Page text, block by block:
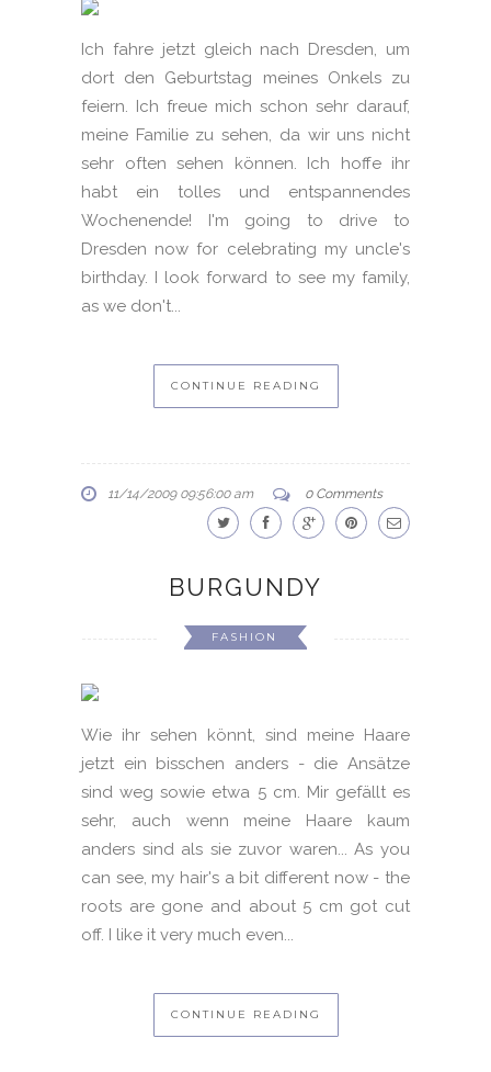
Ich fahre jetzt gleich nach Dresden, um
dort den Geburtstag meines Onkels zu
feiern. Ich freue mich schon sehr darauf,
meine Familie zu sehen, da wir uns nicht
sehr often sehen können. Ich hoffe ihr
habt ein tolles und entspannendes
Wochenende! I'm going to drive to
Dresden now for celebrating my uncle's
birthday. I look forward to see my family,
as we don't...
CONTINUE READING
11/14/2009 09:56:00 am 0 Comments
BURGUNDY
FASHION
Wie ihr sehen könnt, sind meine Haare
jetzt ein bisschen anders - die Ansätze
sind weg sowie etwa 5 cm. Mir gefällt es
sehr, auch wenn meine Haare kaum
anders sind als sie zuvor waren... As you
can see, my hair's a bit different now - the
roots are gone and about 5 cm got cut
off. I like it very much even...
CONTINUE READING